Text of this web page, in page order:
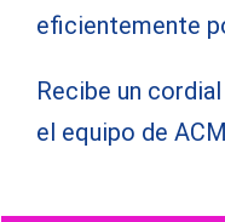
eficientemente
Recibe un
el equipo de